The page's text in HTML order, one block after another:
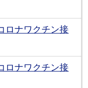
ロナワクチン接
ロナワクチン接